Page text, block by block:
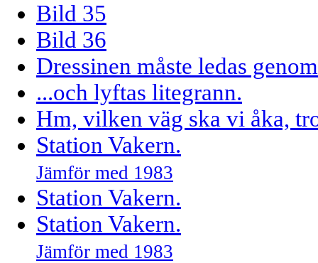
Bild 35
Bild 36
Dressinen måste ledas
...och lyftas litegrann.
Hm, vilken väg ska vi åka,
Station Vakern.
Jämför med 1983
Station Vakern.
Station Vakern.
Jämför med 1983